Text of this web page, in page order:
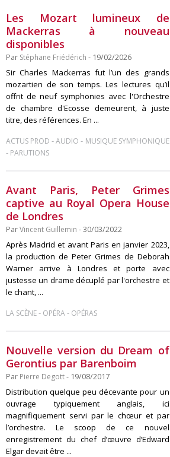
Les Mozart lumineux de
Mackerras à nouveau
disponibles
Par Stéphane Friédérich - 19/02/2026
Sir Charles Mackerras fut l’un des grands
mozartien de son temps. Les lectures qu’il
offrit de neuf symphonies avec l'Orchestre
de chambre d'Ecosse demeurent, à juste
titre, des références. En ...
ACTUS PROD -AUDIO - MUSIQUE SYMPHONIQUE
- PARUTIONS
Avant Paris, Peter Grimes
captive au Royal Opera House
de Londres
ParVincent Guillemin - 30/03/2022
Après Madrid et avant Paris en janvier 2023,
la production de Peter Grimes de Deborah
Warner arrive à Londres et porte avec
justesse un drame décuplé par l'orchestre et
le chant, ...
LA SCÈNE- OPÉRA- OPÉRAS
Nouvelle version du Dream of
Gerontius par Barenboim
Par Pierre Degott- 19/08/2017
Distribution quelque peu décevante pour un
ouvrage typiquement anglais, ici
magnifiquement servi par le chœur et par
l’orchestre. Le scoop de ce nouvel
enregistrement du chef d’œuvre d’Edward
Elgar devait être ...